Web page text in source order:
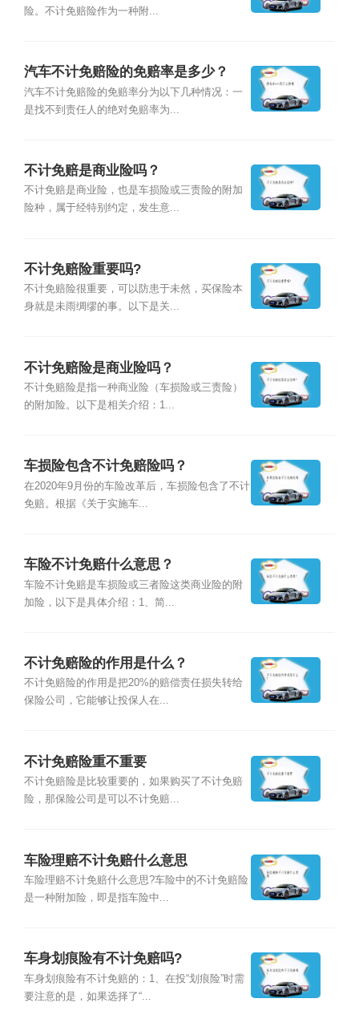
险。不计免赔险作为一种附...
汽车不计免赔险的免赔率是多少？
汽车不计免赔险的免赔率分为以下几种情况：一
是找不到责任人的绝对免赔率为...
不计免赔是商业险吗？
不计免赔是商业险，也是车损险或三责险的附加
险种，属于经特别约定，发生意...
不计免赔险重要吗?
不计免赔险很重要，可以防患于未然，买保险本
身就是未雨绸缪的事。以下是关...
不计免赔险是商业险吗？
不计免赔险是指一种商业险（车损险或三责险）
的附加险。以下是相关介绍：1...
车损险包含不计免赔险吗？
在2020年9月份的车险改革后，车损险包含了不计
免赔。根据《关于实施车...
车险不计免赔什么意思？
车险不计免赔是车损险或三者险这类商业险的附
加险，以下是具体介绍：1、简...
不计免赔险的作用是什么？
不计免赔险的作用是把20%的赔偿责任损失转给
保险公司，它能够让投保人在...
不计免赔险重不重要
不计免赔险是比较重要的，如果购买了不计免赔
险，那保险公司是可以不计免赔...
车险理赔不计免赔什么意思
车险理赔不计免赔什么意思?车险中的不计免赔险
是一种附加险，即是指车险中...
车身划痕险有不计免赔吗?
车身划痕险有不计免赔的：1、在投“划痕险”时需
要注意的是，如果选择了“...